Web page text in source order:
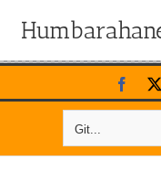
Skip
to
Git...